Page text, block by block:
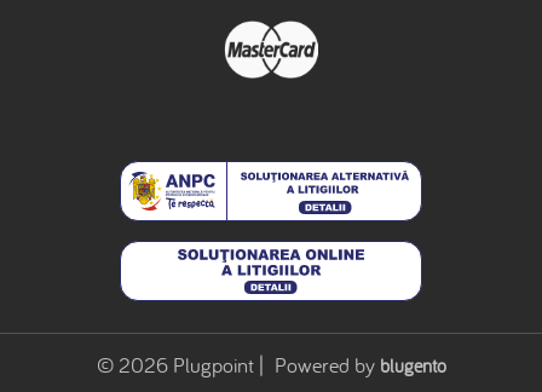
© 2026 Plugpoint | Powered by blugento